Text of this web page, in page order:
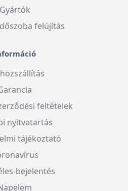
Gyártók
felújítás
feltételek
nyitvatartás
tájékoztató
bejelentés